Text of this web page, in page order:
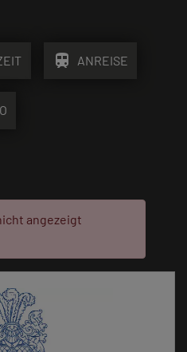
train ANREISE
angezeigt